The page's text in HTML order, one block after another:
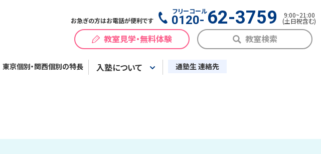
お急ぎの方はお電話が便利です
フリーコール
0120- 62-3759 9:00~21:00
(土日祝含む)
教室見学・無料体験 教室検索
東京個別・関西個別の特長 入塾について 通塾生 連絡先